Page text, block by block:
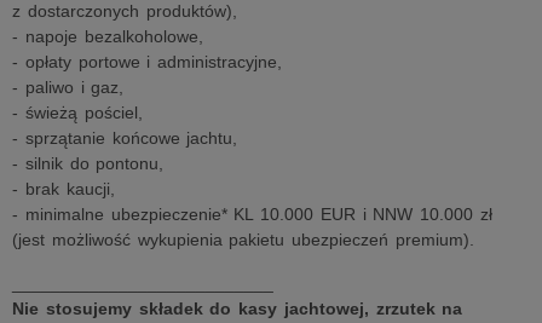
z dostarczonych produktów),
- napoje bezalkoholowe,
- opłaty portowe i administracyjne,
- paliwo i gaz,
- świeżą pościel,
- sprzątanie końcowe jachtu,
- silnik do pontonu,
- brak kaucji,
- minimalne ubezpieczenie* KL 10.000 EUR i NNW 10.000 zł
(jest możliwość wykupienia pakietu ubezpieczeń premium).
Nie stosujemy składek do kasy jachtowej, zrzutek na